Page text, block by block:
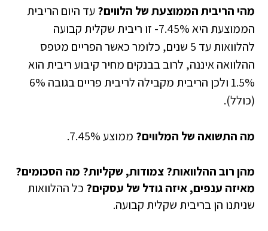
מהי הריבית הממוצעת של הלווים? עד היום הריבית
הממוצעת היא 7.45%- זו ריבית שקלית קבועה
להלוואות עד 5 שנים, כלומר כאשר הפריים מטפס
ההלוואה איננה, לרוב בבנקים מחיר קיבוע ריבית הוא
1.5% ולכן הריבית מקבילה לריבית פריים בגובה 6%
(כולל).
מה התשואה של המלווים? ממוצע 7.45%.
מהן רוב ההלוואות? צמודות, שקליות? מה הסכומים?
מאיזה ענפים, איזה גודל של עסקים? כל ההלוואות
שניתנו הן בריבית שקלית קבועה.